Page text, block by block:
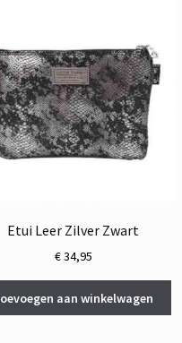
Etui Leer Zilver Zwart
€34,95
aan winkelwagen